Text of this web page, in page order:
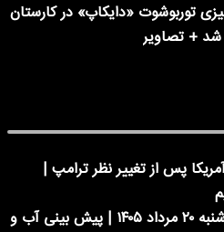
توربوشوت «دایکاپ» در کارستان
شد + تصاویر
پس از تغییر نظر ترامپ |
وضعیت هوای فردا بوشهر سه شنبه ۲۰ مرداد ۱۴۰۵ | پیش بینی آب و